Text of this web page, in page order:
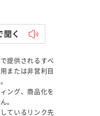
聞く
提供されるすべ
または非営利目
ング、商品化を
。
ているリンク先